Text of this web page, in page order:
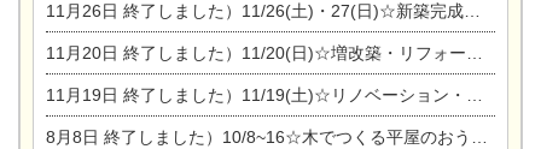
11月26日 終了しました）11/26(土)・27(日)☆新築完成見学会 in一宮市あずら
11月20日 終了しました）11/20(日)☆増改築・リフォームまつり＆秋の味覚まつり＆芸術祭
11月19日 終了しました）11/19(土)☆リノベーション・家の修理まつり＆増改築・リフォームまつりin扶桑ゴルフ
8月8日 終了しました）10/8~16☆木でつくる平屋のおうちのつくり方【完全予約制】